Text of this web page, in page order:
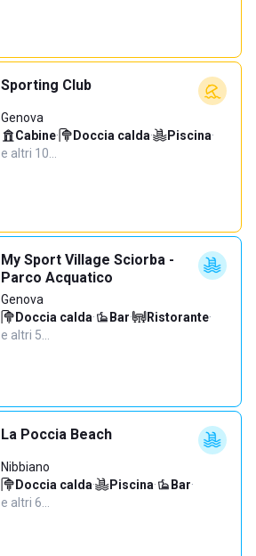
Sporting Club
Genova
Cabine· Doccia calda· Piscina·
e altri 10…
My Sport Village Sciorba -
Parco Acquatico
Genova
Doccia calda· Bar· Ristorante·
e altri 5…
La Poccia Beach
Nibbiano
Doccia calda· Piscina· Bar·
e altri 6…